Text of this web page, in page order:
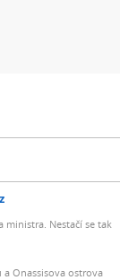
ministra. Nestačí se tak
Onassisova ostrova